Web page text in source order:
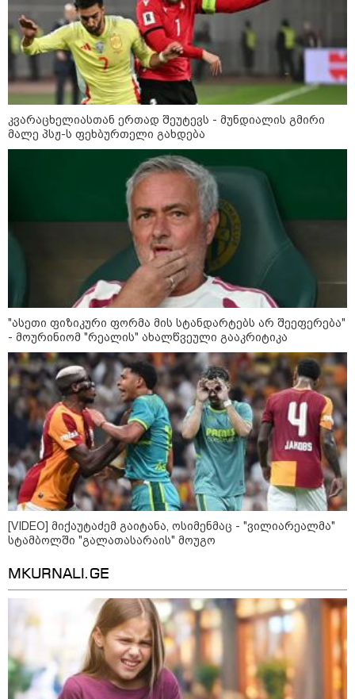
მსოფლიო
13:15 / 08-08-2026
უძველესი სენი და ეპიდემია: აშშ-ში
ერთდროულად კეთრს და ნაწლავურ
ინფექციას ებრძვიან - რა უნდა ვიცოდეთ
და რამდენად სახიფათოა
13:36 / 09-08-2026
24 წლის ფეხბურთელს თამაშის
დროს ელვამ დაარტყა,
დაშავდა 12 ადამიანი -
ვრცელდება ტრაგიკული
მომენტის ამსახველი კადრები
ტაილანდიდან
რუსული მხარის ინფორმაციით,
უკრაინამ ბელგოროდზე
დრონებით იერიში მიიტანა,
დაიღუპა 3 ადამიანი და
დაშავდა 25
10:17 / 09-08-2026
კვარაცხელიასთან ერთად შეუტევს - მუნდიალის გმირი
მალე პსჟ-ს ფეხბურთელი გახდება
"ასეთი ფიზიკური ფორმა მის სტანდარტებს არ შეეფერება"
- მოურინიომ "რეალის" ახალწვეული გააკრიტიკა
[VIDEO] მიქაუტაძემ გაიტანა, ოსიმენმაც - "ვილიარეალმა"
სტამბოლში "გალათასარაის" მოუგო
MKURNALI.GE